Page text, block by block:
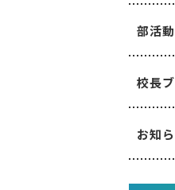
部活動
校長
お知